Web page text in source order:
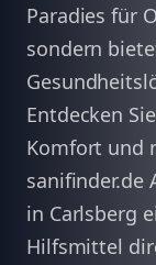
Paradies für
sondern
Entdecken
Komfort und
sanifinder.de
in Carlsberg
Hilfsmittel